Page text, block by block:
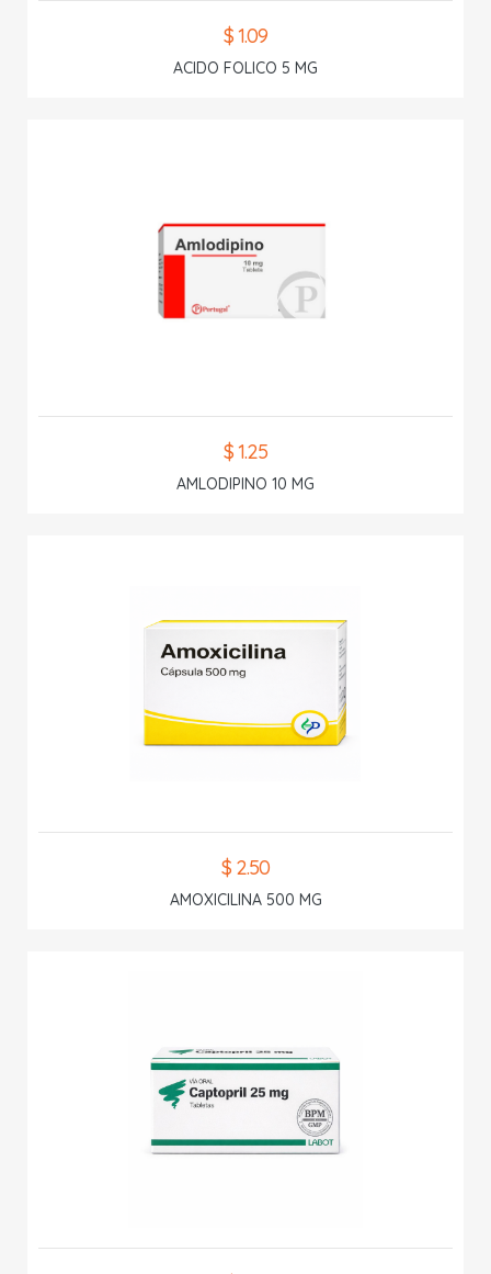
$ 1.09
ACIDO FOLICO 5 MG
$ 1.25
AMLODIPINO 10 MG
$ 2.50
AMOXICILINA 500 MG